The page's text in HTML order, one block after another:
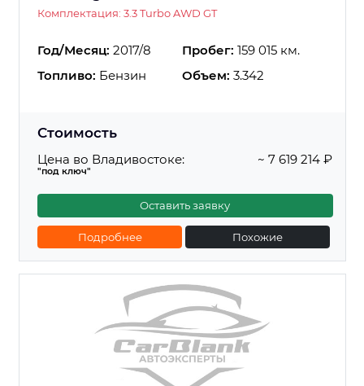
Комплектация: 3.3 Turbo AWD GT
Год/Месяц: 2017/8 Пробег: 159 015 км.
Топливо: Бензин Объем: 3.342
Стоимость
Цена во Владивостоке:
"под ключ"
~ 7 619 214 ₽
Оставить заявку
Подробнее Похожие